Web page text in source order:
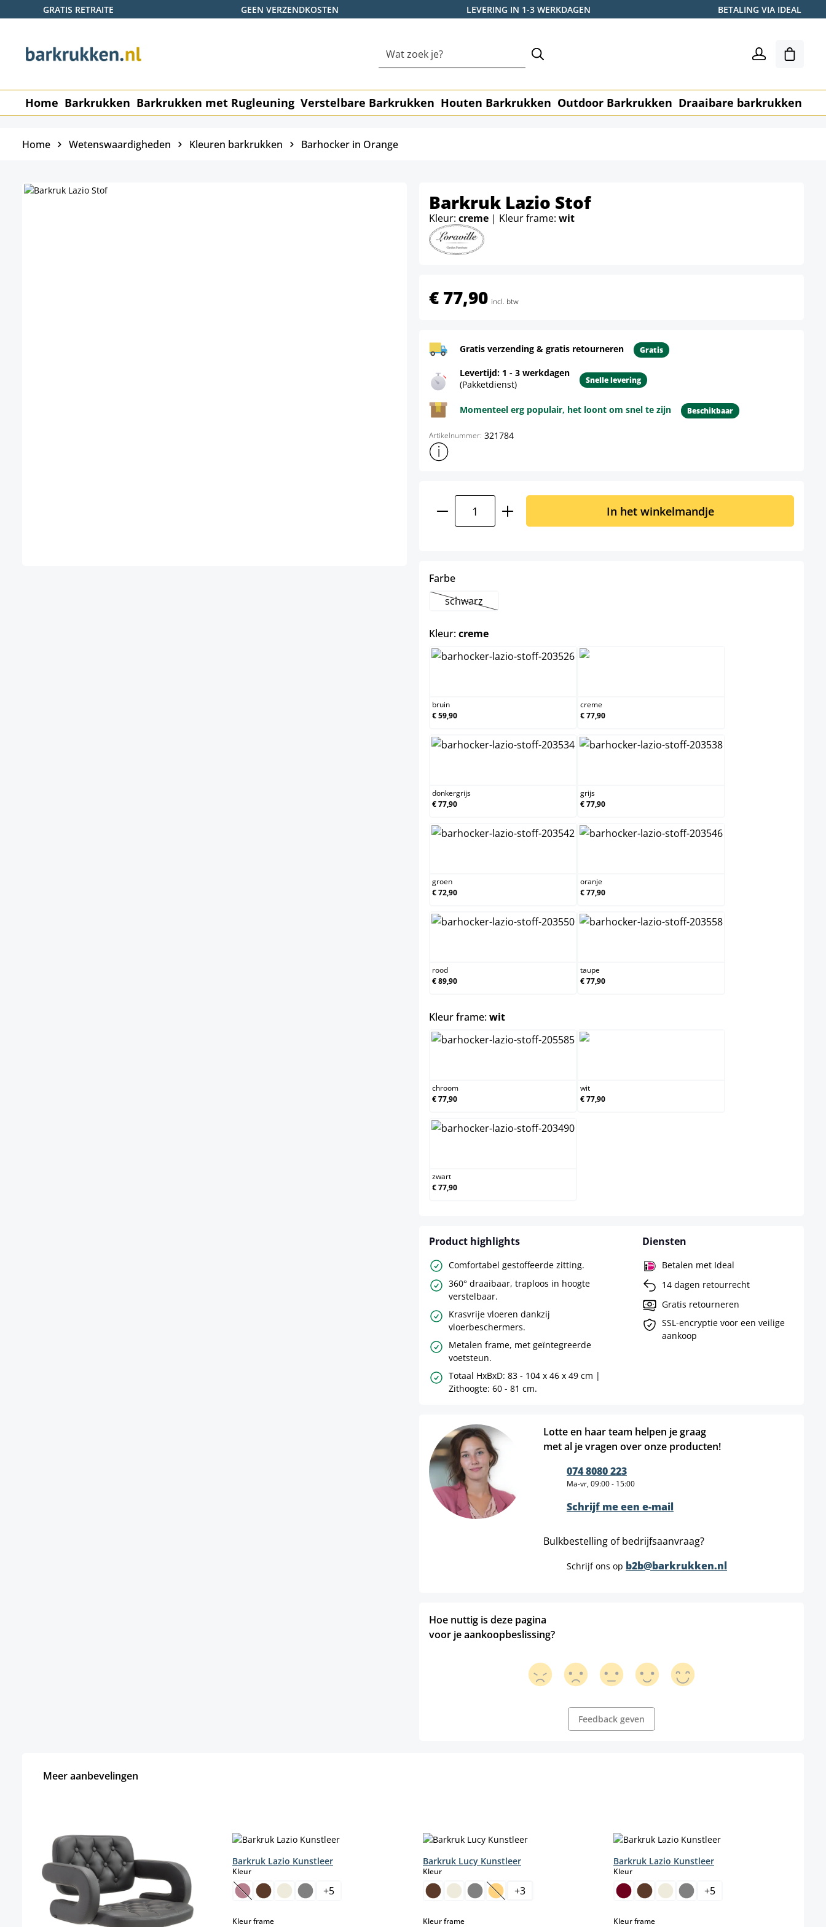
de hoofdinhoud
Ga naar de zoekopdracht
Ga naar de hoofdnavigatie
GRATIS RETRAITE GEEN VERZENDKOSTEN LEVERING IN 1-3 WERKDAGEN BETALING VIA IDEAL
Home Barkrukken Barkrukken met Rugleuning Verstelbare Barkrukken Houten Barkrukken Outdoor Barkrukken Draaibare barkrukken
Home Wetenswaardigheden Kleuren barkrukken Barhocker in Orange
Barkruk Lazio Stof
Kleur: creme | Kleur frame: wit
€ 77,90 incl. btw
Gratis verzending & gratis retourneren Gratis
Levertijd: 1 - 3 werkdagen
(Pakketdienst)
Snelle levering
Momenteel erg populair, het loont om snel te zijn Beschikbaar
Artikelnummer: 321784
Toon meer productinformatie
Producthoeveelheid: Voer de gewenste hoeveelheid in
In het winkelmandje
Farbeselect
schwarz(Deze optie is momenteel niet beschikbaar.)
Kleur:cremeselect
bruin
€ 59,90
creme
€ 77,90
donkergrijs
€ 77,90
grijs
€ 77,90
groen
€ 72,90
oranje
€ 77,90
rood
€ 89,90
taupe
€ 77,90
Kleur frame:witselect
chroom
€ 77,90
wit
€ 77,90
zwart
€ 77,90
Product highlights
Comfortabel gestoffeerde zitting.
360° draaibaar, traploos in hoogte
verstelbaar.
Krasvrije vloeren dankzij
vloerbeschermers.
Metalen frame, met geïntegreerde
voetsteun.
Totaal HxBxD: 83 - 104 x 46 x 49 cm |
Zithoogte: 60 - 81 cm.
Diensten
Betalen met Ideal
14 dagen retourrecht
Gratis retourneren
SSL-encryptie voor een veilige
aankoop
Lotte en haar team helpen je graag
met al je vragen over onze producten!
074 8080 223
Ma-vr, 09:00 - 15:00
Schrijf me een e-mail
Bulkbestelling of bedrijfsaanvraag?
Schrijf ons op b2b@barkrukken.nl
Hoe nuttig is deze pagina
voor je aankoopbeslissing?
Feedback geven
Meer aanbevelingen
Barkruk Lazio Kunstleer
Kleurselect
(Deze optie is momenteel niet beschikbaar.)
+5
Kleur frameselect
Barkruk Lucy Kunstleer
Kleurselect
(Deze optie is momenteel niet beschikbaar.)
+3
Kleur frameselect
Barkruk Lazio Kunstleer
Kleurselect
+5
Kleur frameselect